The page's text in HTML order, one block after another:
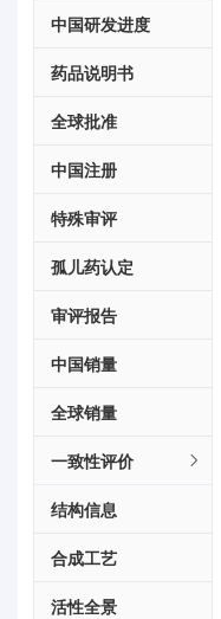
中国研发进度
药品说明书
全球批准
中国注册
特殊审评
孤儿药认定
审评报告
中国销量
全球销量
一致性评价
结构信息
合成工艺
活性全景